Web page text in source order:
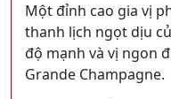
Một đỉnh cao gia vị
thanh lịch ngọt dịu
độ mạnh và vị ngon
Grande Champagne.